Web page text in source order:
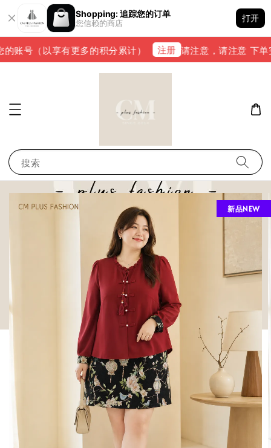
Shopping: 追踪您的订单
您信赖的商店
打开
账号（以享有更多的积分累计） 注册 请注意，请注意 下单
搜索
新品NEW